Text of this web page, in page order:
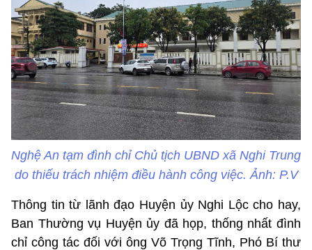
Nghệ An tạm đình chỉ Chủ tịch UBND xã Nghi Trung
do thiếu trách nhiệm điều hành công việc. Ảnh: P.V
Thông tin từ lãnh đạo Huyện ủy Nghi Lộc cho hay,
Ban Thường vụ Huyện ủy đã họp, thống nhất đình
chỉ công tác đối với ông Võ Trọng Tĩnh, Phó Bí thư